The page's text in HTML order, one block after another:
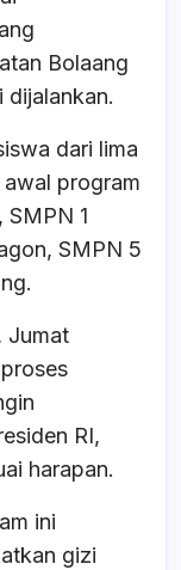
Bolaang
dijalankan.
dari lima
program
SMPN 1
SMPN 5
Jumat
RI,
harapan.
ini
gizi